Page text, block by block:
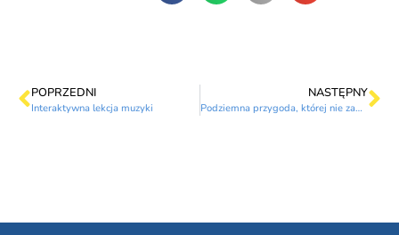
POPRZEDNI
Interaktywna lekcja muzyki
NASTĘPNY
Podziemna przygoda, której nie zapomnimy! – Przedszkolaki w magicznej kopalni